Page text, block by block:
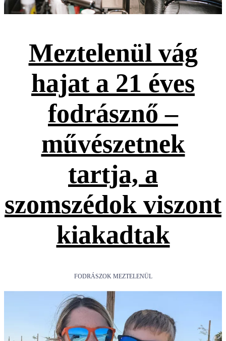
Meztelenül vág
hajat a 21 éves
fodrásznő –
művészetnek
tartja, a
szomszédok viszont
kiakadtak
FODRÁSZOK MEZTELENÜL